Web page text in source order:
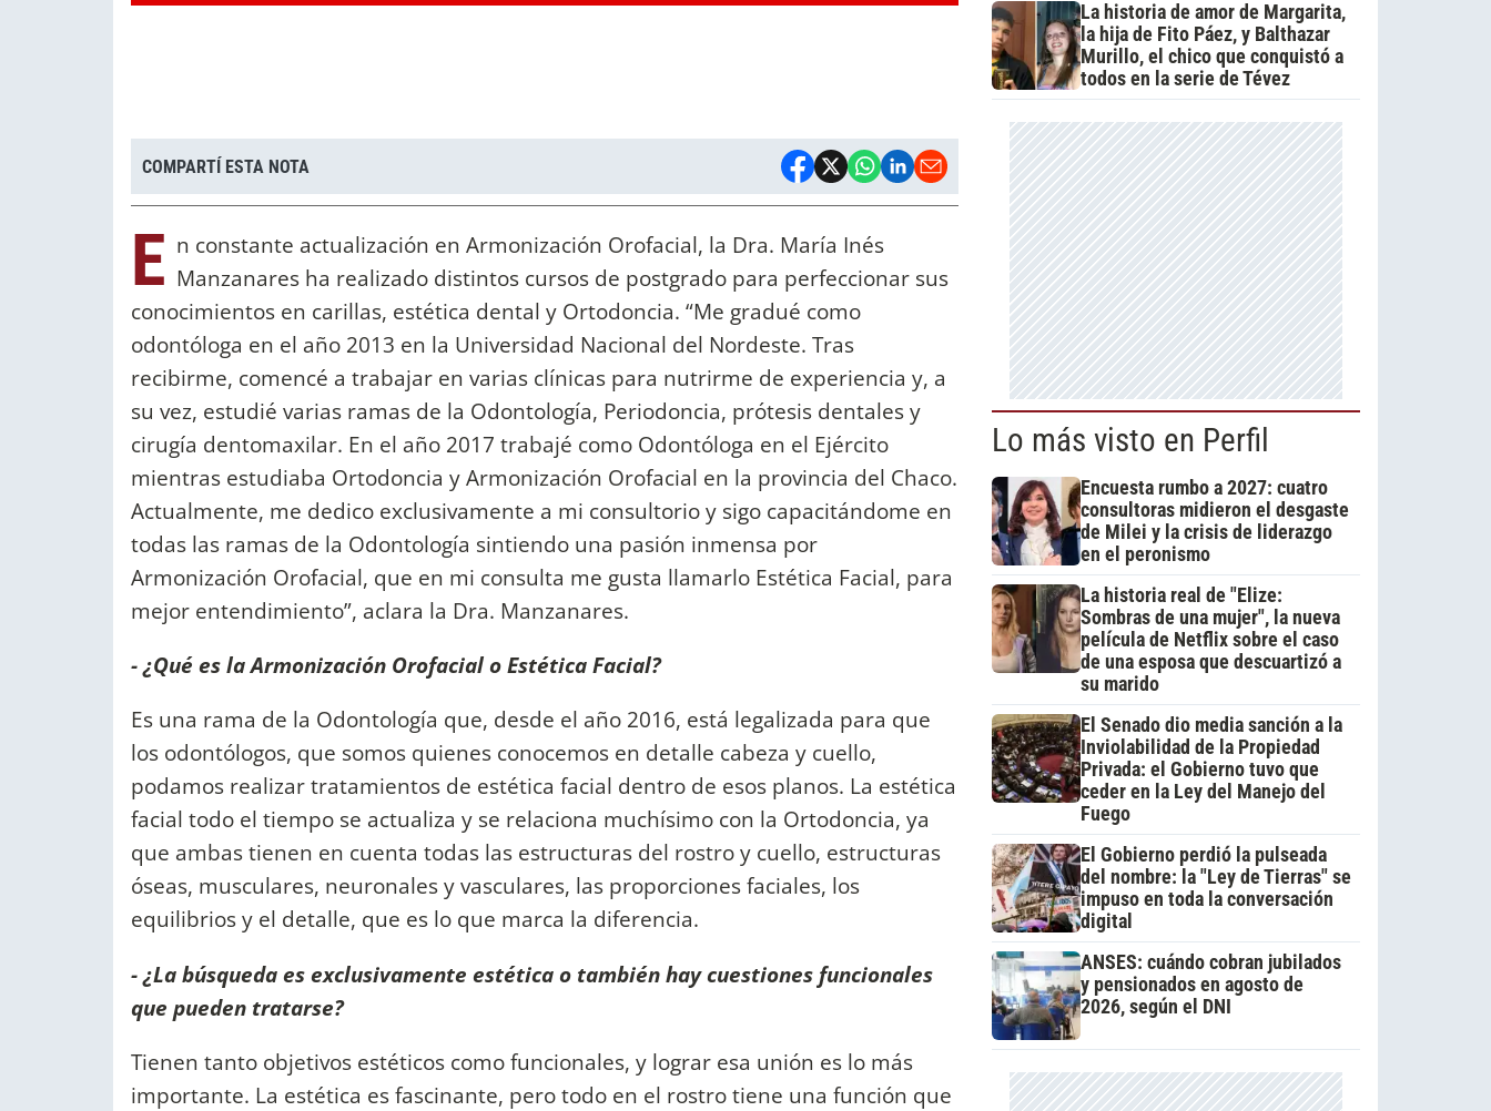
COMPARTÍ ESTA NOTA
E n constante actualización en Armonización Orofacial, la Dra. María Inés
Manzanares ha realizado distintos cursos de postgrado para perfeccionar sus
conocimientos en carillas, estética dental y Ortodoncia. “Me gradué como
odontóloga en el año 2013 en la Universidad Nacional del Nordeste. Tras
recibirme, comencé a trabajar en varias clínicas para nutrirme de experiencia y, a
su vez, estudié varias ramas de la Odontología, Periodoncia, prótesis dentales y
cirugía dentomaxilar. En el año 2017 trabajé como Odontóloga en el Ejército
mientras estudiaba Ortodoncia y Armonización Orofacial en la provincia del Chaco.
Actualmente, me dedico exclusivamente a mi consultorio y sigo capacitándome en
todas las ramas de la Odontología sintiendo una pasión inmensa por
Armonización Orofacial, que en mi consulta me gusta llamarlo Estética Facial, para
mejor entendimiento”, aclara la Dra. Manzanares.
- ¿Qué es la Armonización Orofacial o Estética Facial?
Es una rama de la Odontología que, desde el año 2016, está legalizada para que
los odontólogos, que somos quienes conocemos en detalle cabeza y cuello,
podamos realizar tratamientos de estética facial dentro de esos planos. La estética
facial todo el tiempo se actualiza y se relaciona muchísimo con la Ortodoncia, ya
que ambas tienen en cuenta todas las estructuras del rostro y cuello, estructuras
óseas, musculares, neuronales y vasculares, las proporciones faciales, los
equilibrios y el detalle, que es lo que marca la diferencia.
- ¿La búsqueda es exclusivamente estética o también hay cuestiones funcionales
que pueden tratarse?
Tienen tanto objetivos estéticos como funcionales, y lograr esa unión es lo más
importante. La estética es fascinante, pero todo en el rostro tiene una función que
La historia de amor de Margarita,
la hija de Fito Páez, y Balthazar
Murillo, el chico que conquistó a
todos en la serie de Tévez
Lo más visto en Perfil
Encuesta rumbo a 2027: cuatro
consultoras midieron el desgaste
de Milei y la crisis de liderazgo
en el peronismo
La historia real de "Elize:
Sombras de una mujer", la nueva
película de Netflix sobre el caso
de una esposa que descuartizó a
su marido
El Senado dio media sanción a la
Inviolabilidad de la Propiedad
Privada: el Gobierno tuvo que
ceder en la Ley del Manejo del
Fuego
El Gobierno perdió la pulseada
del nombre: la "Ley de Tierras" se
impuso en toda la conversación
digital
ANSES: cuándo cobran jubilados
y pensionados en agosto de
2026, según el DNI